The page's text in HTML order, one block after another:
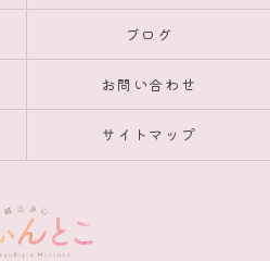
ブログ
お問い合わせ
サイトマップ